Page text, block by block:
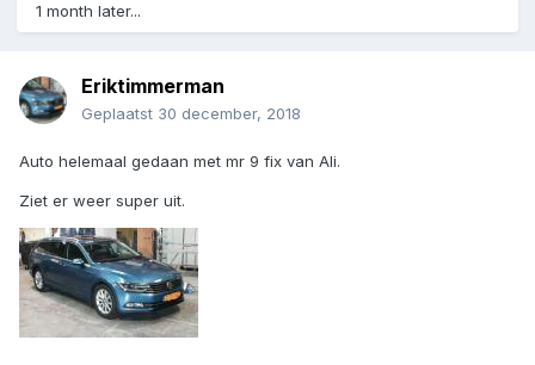
1 month later...
Eriktimmerman
Geplaatst 30 december, 2018
Auto helemaal gedaan met mr 9 fix van Ali.
Ziet er weer super uit.